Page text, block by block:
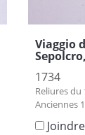
Viaggio
1734
Reliures du
Anciennes